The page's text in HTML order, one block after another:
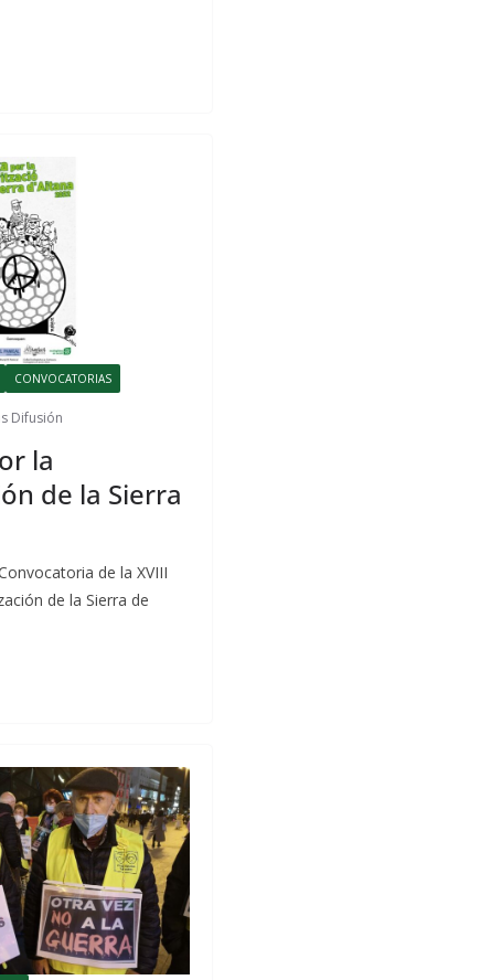
CONVOCATORIAS
Difusión
la
de la Sierra
de la XVIII
de la Sierra de